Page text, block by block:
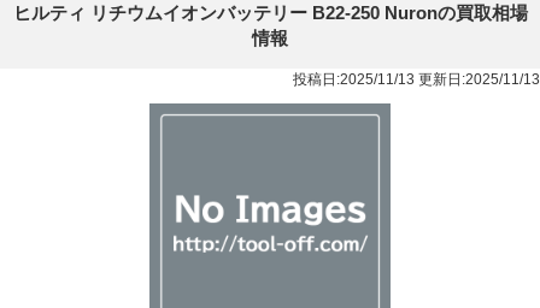
ヒルティ リチウムイオンバッテリー B22-250 Nuronの買取相場
情報
投稿日:2025/11/13 更新日:2025/11/13